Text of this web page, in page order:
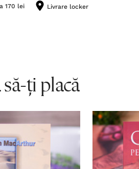
170 lei Livrare locker
ți placă